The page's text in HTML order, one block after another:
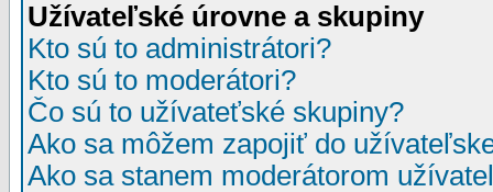
Užívateľské úrovne a skupiny
Kto sú to administrátori?
Kto sú to moderátori?
Čo sú to užívateťské skupiny?
Ako sa môžem zapojiť do
Ako sa stanem moderátorom